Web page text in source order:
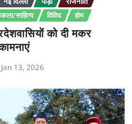
साहित्य विविध होम
को दी मकर
Jan 13, 2026